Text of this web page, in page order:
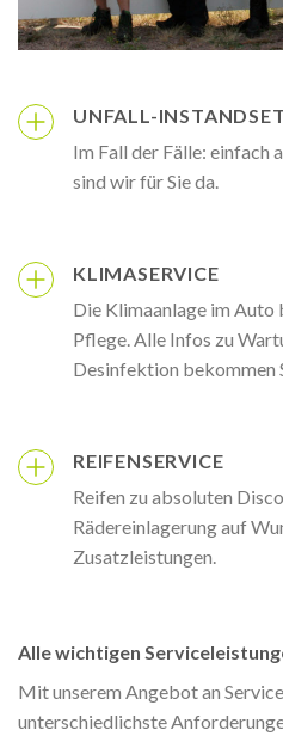
UNFALL-
Im Fall der Fälle: einfach
sind wir für Sie da.
KLIMASERVICE
Die Klimaanlage im
Pflege. Alle Infos zu
Desinfektion bekommen
REIFENSERVICE
Reifen zu absoluten
Rädereinlagerung auf
Zusatzleistungen.
Alle wichtigen
Mit unserem Angebot an
unterschiedlichste